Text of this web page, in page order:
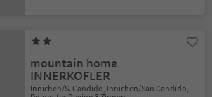
mountain home
INNERKOFLER
Innichen/S. Candido, Innichen/San Candido,